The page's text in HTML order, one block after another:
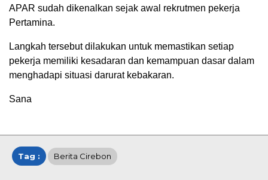
APAR sudah dikenalkan sejak awal rekrutmen pekerja
Pertamina.
Langkah tersebut dilakukan untuk memastikan setiap
pekerja memiliki kesadaran dan kemampuan dasar dalam
menghadapi situasi darurat kebakaran.
Sana
Tag : Berita Cirebon